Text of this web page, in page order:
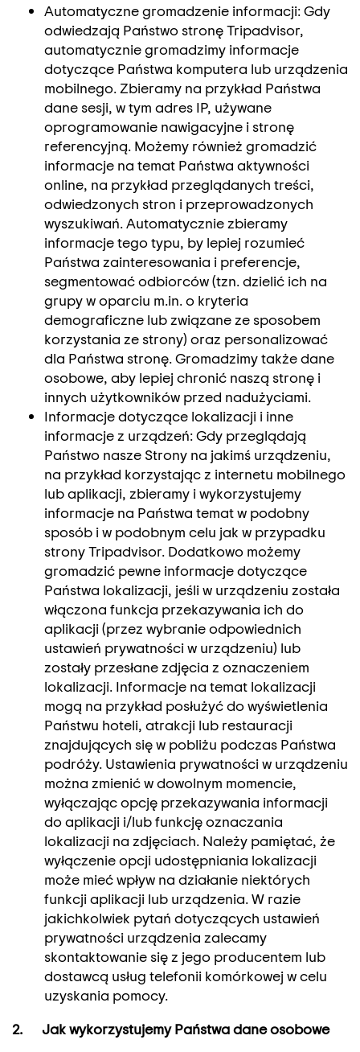
Automatyczne gromadzenie informacji: Gdy
odwiedzają Państwo stronę Tripadvisor,
automatycznie gromadzimy informacje
dotyczące Państwa komputera lub urządzenia
mobilnego. Zbieramy na przykład Państwa
dane sesji, w tym adres IP, używane
oprogramowanie nawigacyjne i stronę
referencyjną. Możemy również gromadzić
informacje na temat Państwa aktywności
online, na przykład przeglądanych treści,
odwiedzonych stron i przeprowadzonych
wyszukiwań. Automatycznie zbieramy
informacje tego typu, by lepiej rozumieć
Państwa zainteresowania i preferencje,
segmentować odbiorców (tzn. dzielić ich na
grupy w oparciu m.in. o kryteria
demograficzne lub związane ze sposobem
korzystania ze strony) oraz personalizować
dla Państwa stronę. Gromadzimy także dane
osobowe, aby lepiej chronić naszą stronę i
innych użytkowników przed nadużyciami.
Informacje dotyczące lokalizacji i inne
informacje z urządzeń: Gdy przeglądają
Państwo nasze Strony na jakimś urządzeniu,
na przykład korzystając z internetu mobilnego
lub aplikacji, zbieramy i wykorzystujemy
informacje na Państwa temat w podobny
sposób i w podobnym celu jak w przypadku
strony Tripadvisor. Dodatkowo możemy
gromadzić pewne informacje dotyczące
Państwa lokalizacji, jeśli w urządzeniu została
włączona funkcja przekazywania ich do
aplikacji (przez wybranie odpowiednich
ustawień prywatności w urządzeniu) lub
zostały przesłane zdjęcia z oznaczeniem
lokalizacji. Informacje na temat lokalizacji
mogą na przykład posłużyć do wyświetlenia
Państwu hoteli, atrakcji lub restauracji
znajdujących się w pobliżu podczas Państwa
podróży. Ustawienia prywatności w urządzeniu
można zmienić w dowolnym momencie,
wyłączając opcję przekazywania informacji
do aplikacji i/lub funkcję oznaczania
lokalizacji na zdjęciach. Należy pamiętać, że
wyłączenie opcji udostępniania lokalizacji
może mieć wpływ na działanie niektórych
funkcji aplikacji lub urządzenia. W razie
jakichkolwiek pytań dotyczących ustawień
prywatności urządzenia zalecamy
skontaktowanie się z jego producentem lub
dostawcą usług telefonii komórkowej w celu
uzyskania pomocy.
2. Jak wykorzystujemy Państwa dane osobowe